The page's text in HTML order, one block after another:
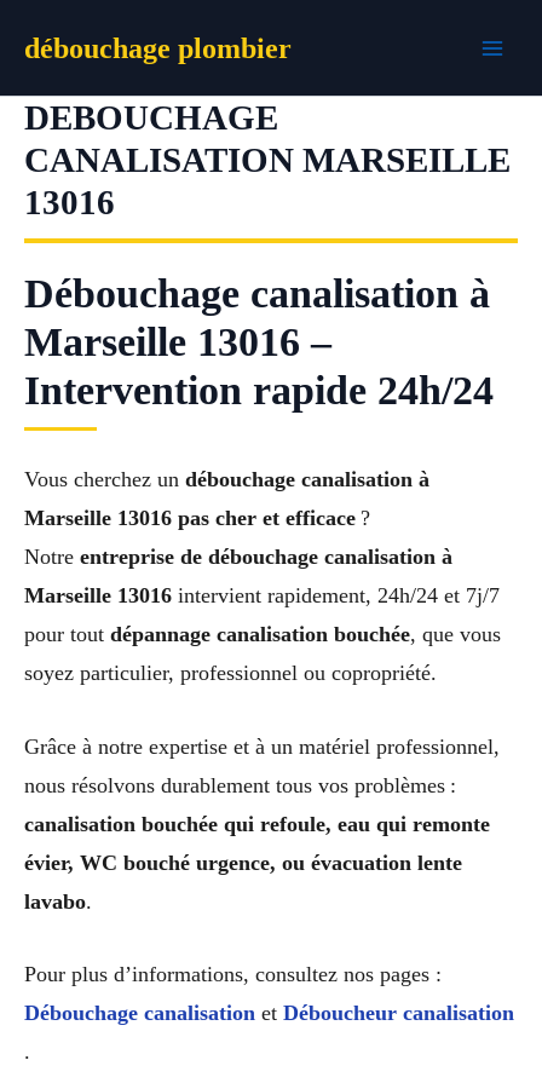
débouchage plombier
DEBOUCHAGE
CANALISATION MARSEILLE
13016
Débouchage canalisation à
Marseille 13016 –
Intervention rapide 24h/24
Vous cherchez un débouchage canalisation à
Marseille 13016 pas cher et efficace ?
Notre entreprise de débouchage canalisation à
Marseille 13016 intervient rapidement, 24h/24 et 7j/7
pour tout dépannage canalisation bouchée, que vous
soyez particulier, professionnel ou copropriété.
Grâce à notre expertise et à un matériel professionnel,
nous résolvons durablement tous vos problèmes :
canalisation bouchée qui refoule, eau qui remonte
évier, WC bouché urgence, ou évacuation lente
lavabo.
Pour plus d’informations, consultez nos pages :
Débouchage canalisation et Déboucheur canalisation
.